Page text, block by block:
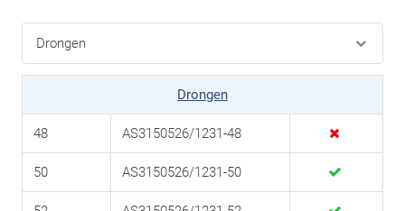
Drongen
48 AS3150526/1231-48
50 AS3150526/1231-50